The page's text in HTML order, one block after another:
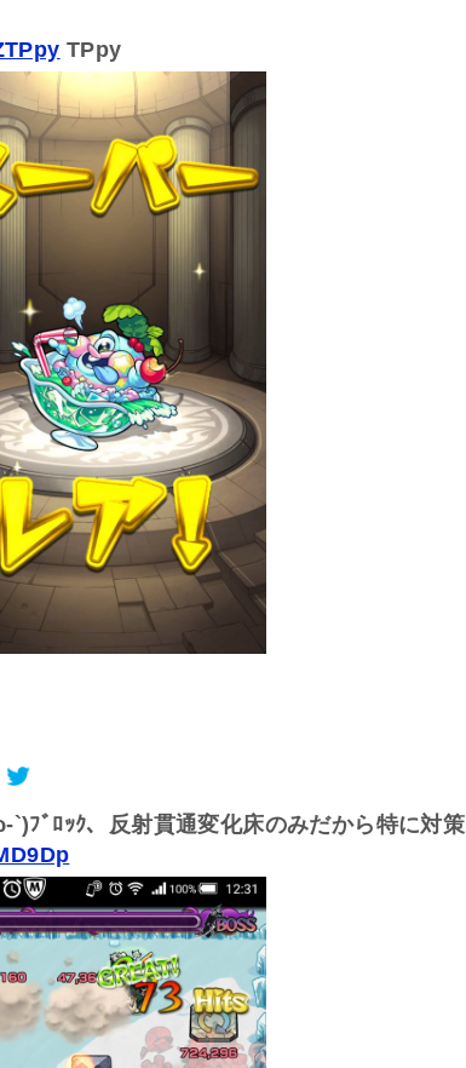
TPpy
`)ﾌﾞﾛｯｸ、反射貫通変化床のみだから特に対策